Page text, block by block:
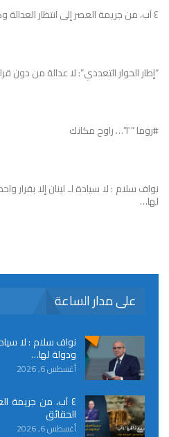
٤ آب، من جريمة العصر إلى انتظار العدالة وكشف الحقائق
“إطار الحوار التعددي”: لا عدالة من دون
#روما “٢”… راوح مكانك
نواف سلام : لا سيادة لـ لبنان إلا بقرار
لها…
على مدار الساعة
نواف سلام : لا
ودولة لها…
أغسطس 6, 2026
٤ آب، من جريمة
الحقائق
أغسطس 6, 2026